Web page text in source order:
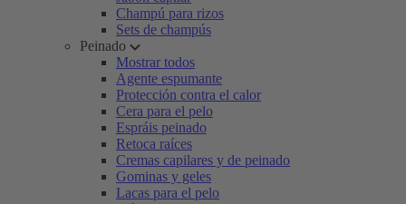
Champú para rizos
Sets de champús
Peinado
Mostrar todos
Agente espumante
Protección contra el calor
Cera para el pelo
Espráis peinado
Retoca raíces
Cremas capilares y de peinado
Gominas y geles
Lacas para el pelo